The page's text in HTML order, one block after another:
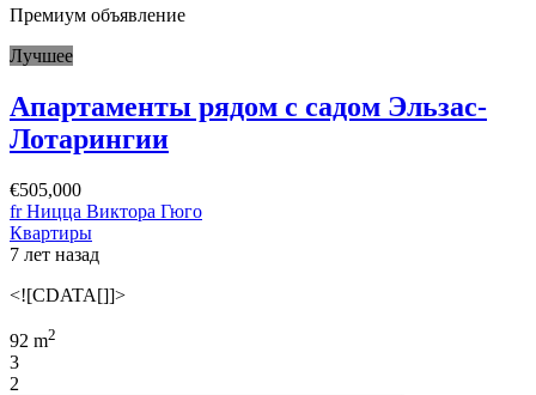
Премиум объявление
Лучшее
Апартаменты рядом с садом Эльзас-
Лотарингии
€505,000
fr Ницца Виктора Гюго
Квартиры
7 лет назад
<![CDATA[]]>
92 m2
3
2